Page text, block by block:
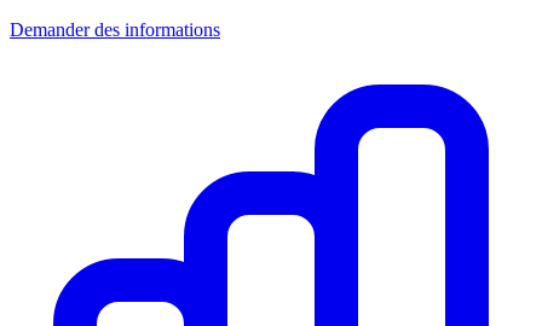
Demander des informations